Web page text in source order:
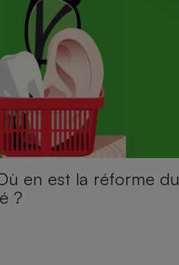
en est la réforme du
?